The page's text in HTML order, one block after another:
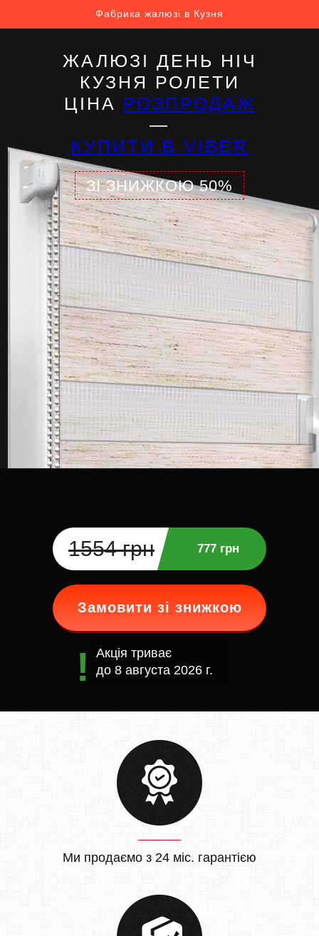
Фабрика жалюзі в Кузня
ЖАЛЮЗІ ДЕНЬ НІЧ
КУЗНЯ РОЛЕТИ
ЦІНА РОЗПРОДАЖ
—
КУПИТИ В VIBER
ЗІ ЗНИЖКОЮ 50%
1554 грн 777 грн
Замовити зі знижкою
Акція триває
до 8 августа 2026 г.
Ми продаємо з 24 міс. гарантією